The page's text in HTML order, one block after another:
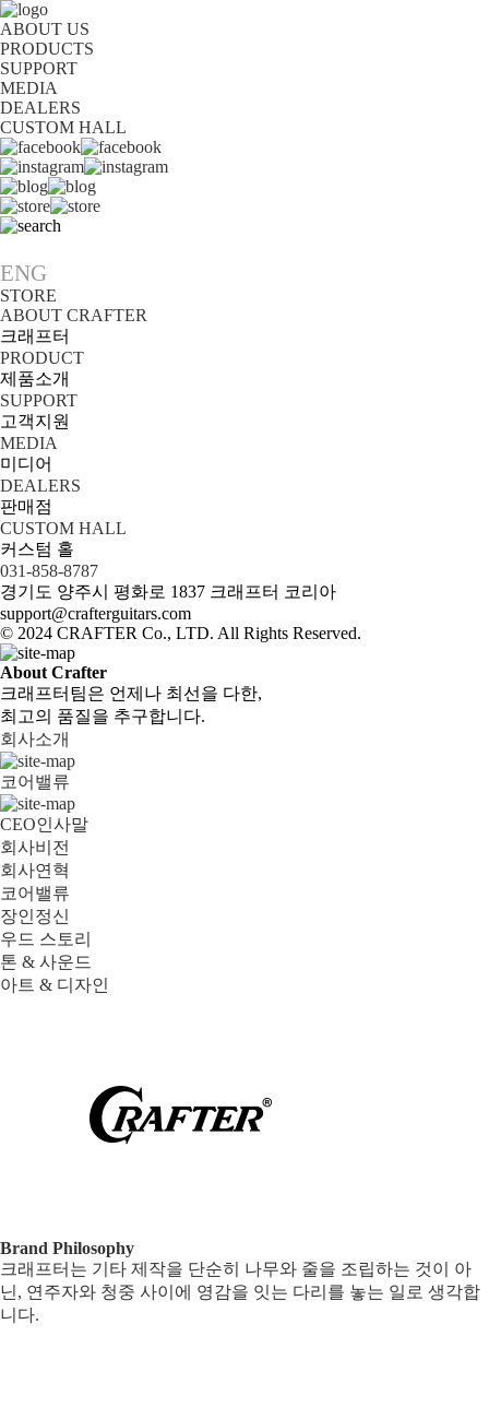
ABOUT US
PRODUCTS
SUPPORT
MEDIA
DEALERS
CUSTOM HALL
ENG
STORE
ABOUT CRAFTER
크래프터
PRODUCT
제품소개
SUPPORT
고객지원
MEDIA
미디어
DEALERS
판매점
CUSTOM HALL
커스텀 홀
031-858-8787
경기도 양주시 평화로 1837 크래프터 코리아
support@crafterguitars.com
© 2024 CRAFTER Co., LTD. All Rights Reserved.
About Crafter
크래프터팀은 언제나 최선을 다한,
최고의 품질을 추구합니다.
회사소개
코어밸류
CEO인사말
회사비전
회사연혁
코어밸류
장인정신
우드 스토리
톤 & 사운드
아트 & 디자인
Brand Philosophy
크래프터는 기타 제작을 단순히 나무와 줄을 조립하는 것이 아
닌, 연주자와 청중 사이에 영감을 잇는 다리를 놓는 일로 생각합
니다.